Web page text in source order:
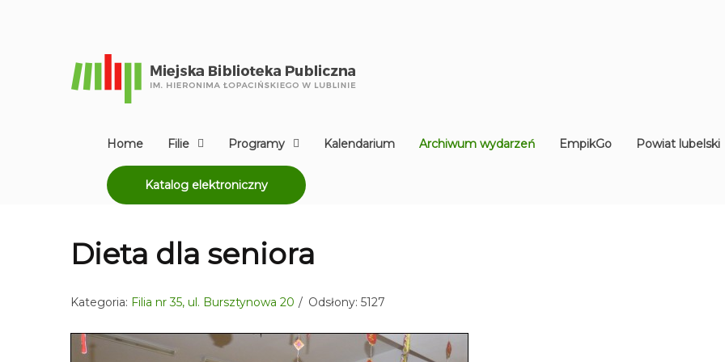
Home Filie Programy Kalendarium Archiwum wydarzeń EmpikGo Powiat lubelski
Katalog elektroniczny
Dieta dla seniora
Kategoria: Filia nr 35, ul. Bursztynowa 20 Odsłony: 5127